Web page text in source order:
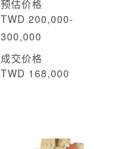
预估价格
TWD 200,000-
300,000
成交价格
TWD 168,000